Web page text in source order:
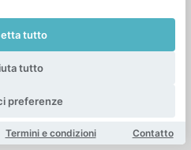
tutto
tutto
preferenze
Termini e condizioni Contatto